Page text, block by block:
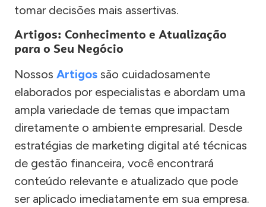
tomar decisões mais assertivas.
Artigos: Conhecimento e Atualização
para o Seu Negócio
Nossos Artigos são cuidadosamente
elaborados por especialistas e abordam uma
ampla variedade de temas que impactam
diretamente o ambiente empresarial. Desde
estratégias de marketing digital até técnicas
de gestão financeira, você encontrará
conteúdo relevante e atualizado que pode
ser aplicado imediatamente em sua empresa.